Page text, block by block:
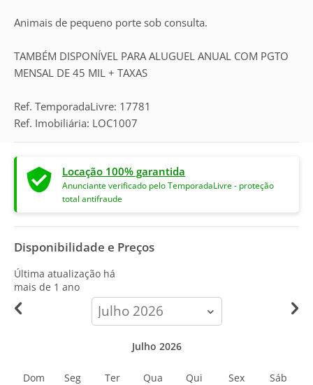
Animais de pequeno porte sob consulta.
TAMBÉM DISPONÍVEL PARA ALUGUEL ANUAL COM PGTO
MENSAL DE 45 MIL + TAXAS
Ref. TemporadaLivre: 17781
Ref. Imobiliária: LOC1007
Locação 100% garantida
Anunciante verificado pelo TemporadaLivre - proteção
total antifraude
Disponibilidade e Preços
Última atualização há
mais de 1 ano
calendar-
month
Julho 2026
Dom Seg Ter Qua Qui Sex Sáb